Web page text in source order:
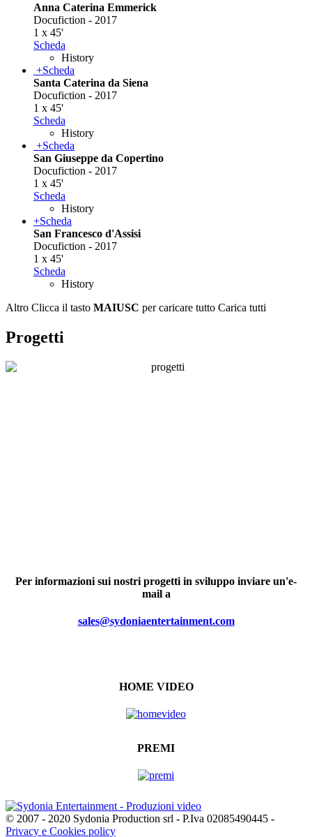
Anna Caterina Emmerick
Docufiction - 2017
1 x 45'
Scheda
History
+Scheda
Santa Caterina da Siena
Docufiction - 2017
1 x 45'
Scheda
History
+Scheda
San Giuseppe da Copertino
Docufiction - 2017
1 x 45'
Scheda
History
+Scheda
San Francesco d'Assisi
Docufiction - 2017
1 x 45'
Scheda
History
Altro Clicca il tasto MAIUSC per caricare tutto Carica tutti
Progetti
Per informazioni sui nostri progetti in sviluppo inviare un'e-
mail a
sales@sydoniaentertainment.com
HOME VIDEO
PREMI
© 2007 - 2020 Sydonia Production srl - P.Iva 02085490445 -
Privacy e Cookies policy